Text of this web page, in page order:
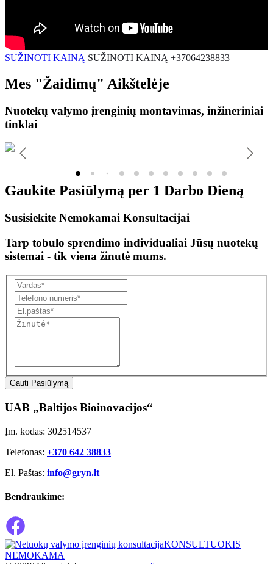
SUŽINOTI KAINĄ SUŽINOTI KAINĄ +37064238833
Mes "Žaidimų" Aikštelėje
Nuotekų valymo įrenginių montavimas, inžineriniai
tinklai
Gaukite Pasiūlymą per 1 Darbo Dieną
Susisiekite Nemokamai Konsultacijai
Tarp tobulo sprendimo individualiai Jūsų nuotekų
sistemai - tik viena žinutė mums.
Gauti Pasiūlymą
UAB „Baltijos Bioinovacijos“
Įm. kodas: 302514537
Telefonas: +370 642 38833
El. Paštas: info@gryn.lt
Bendraukime:
KONSULTUOKIS
NEMOKAMA